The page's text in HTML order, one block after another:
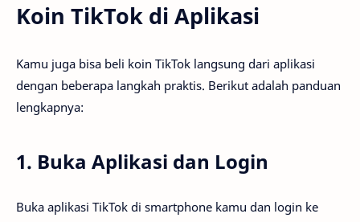
Koin TikTok di Aplikasi
Kamu juga bisa beli koin TikTok langsung dari aplikasi
dengan beberapa langkah praktis. Berikut adalah panduan
lengkapnya:
1. Buka Aplikasi dan Login
Buka aplikasi TikTok di smartphone kamu dan login ke